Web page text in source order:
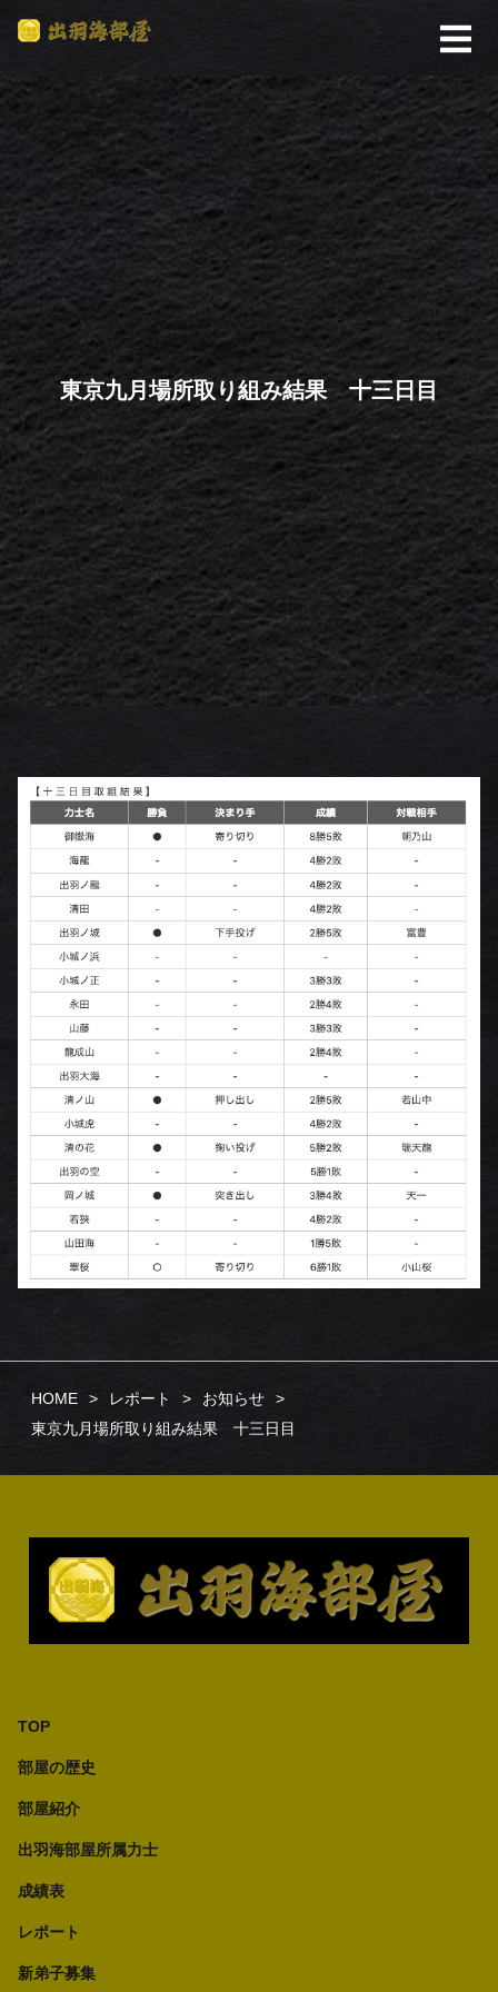
東京九月場所取り組み結果 十三日目
HOME レポート
お知らせ
東京九月場所取り組み結果 十三日目
TOP
部屋の歴史
部屋紹介
出羽海部屋所属力士
成績表
レポート
新弟子募集